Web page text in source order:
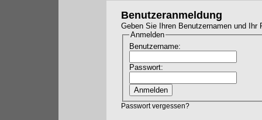
Benutzeranmeldung
Geben Sie Ihren Benutzernamen und
Anmelden
Benutzername:
Passwort:
Passwort vergessen?